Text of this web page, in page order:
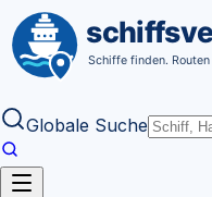
Globale Suche